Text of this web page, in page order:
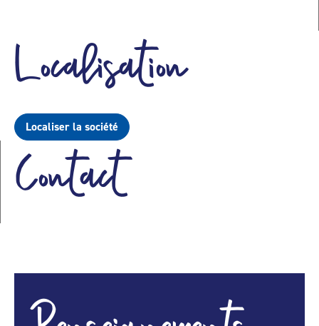
Localisation
Localiser la société
Contact